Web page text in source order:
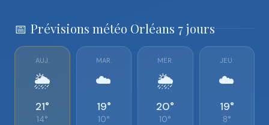
📅 Prévisions météo Orléans 7 jours
AUJ.
🌦️
21°
14°
MAR.
☁️
19°
10°
MER.
🌦️
20°
10°
JEU.
☁️
19°
8°